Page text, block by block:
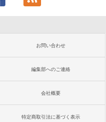
お問い合わせ
編集部へのご連絡
会社概要
特定商取引法に基づく表示